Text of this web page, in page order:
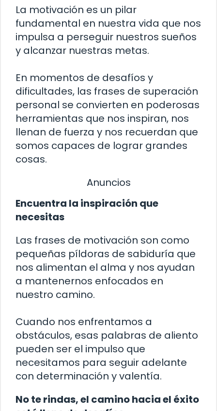
La motivación es un pilar
fundamental en nuestra vida que nos
impulsa a perseguir nuestros sueños
y alcanzar nuestras metas.
En momentos de desafíos y
dificultades, las frases de superación
personal se convierten en poderosas
herramientas que nos inspiran, nos
llenan de fuerza y nos recuerdan que
somos capaces de lograr grandes
cosas.
Anuncios
Encuentra la inspiración que
necesitas
Las frases de motivación son como
pequeñas píldoras de sabiduría que
nos alimentan el alma y nos ayudan
a mantenernos enfocados en
nuestro camino.
Cuando nos enfrentamos a
obstáculos, esas palabras de aliento
pueden ser el impulso que
necesitamos para seguir adelante
con determinación y valentía.
No te rindas, el camino hacia el éxito